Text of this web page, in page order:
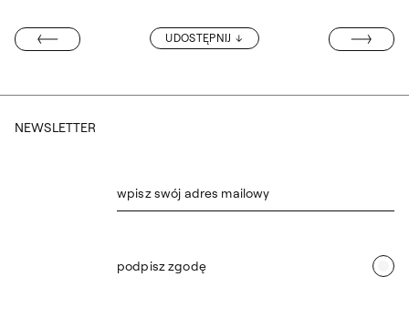
UDOSTĘPNIJ
WYRÓŻNIENI
ASP
NEWSLETTER
wpisz swój adres mailowy
podpisz zgodę